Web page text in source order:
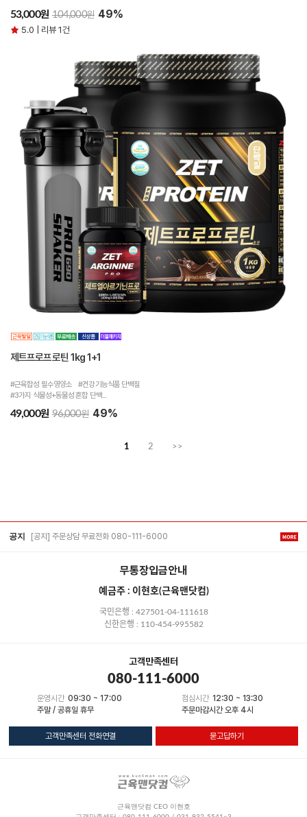
53,000원 104,000원 49%
5.0 | 리뷰 1건
제트프로프로틴 1kg 1+1
#근육합성 필수영양소 #건강기능식품 단백질
#3가지 식물성+동물성 혼합 단백...
49,000원 96,000원 49%
1 2 >>
공지 [공지] 주문상담 무료전화 080-111-6000
무통장입금안내
예금주 : 이현호(근육맨닷컴)
국민은행 : 427501-04-111618
신한은행 : 110-454-995582
고객만족센터
080-111-6000
운영시간 09:30 ~ 17:00
주말 / 공휴일 휴무
점심시간 12:30 ~ 13:30
주문마감시간 오후 4시
고객만족센터 전화연결 묻고답하기
근육맨닷컴 CEO 이현호